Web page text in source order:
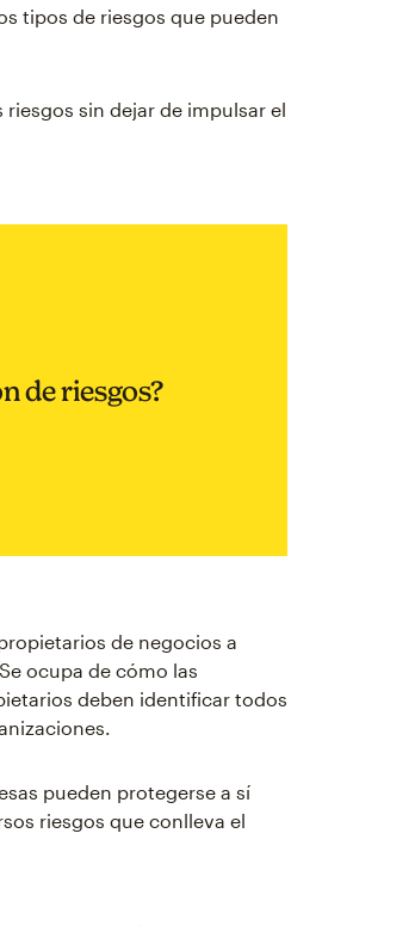
tipos de riesgos que pueden
sin dejar de impulsar el
de riesgos?
de negocios a
ocupa de cómo las
deben identificar todos
pueden protegerse a sí
riesgos que conlleva el